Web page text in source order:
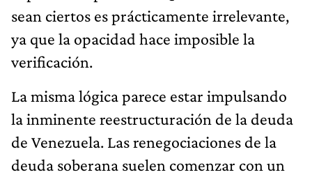
sean ciertos es prácticamente irrelevante,
ya que la opacidad hace imposible la
verificación.
La misma lógica parece estar impulsando
la inminente reestructuración de la deuda
de Venezuela. Las renegociaciones de la
deuda soberana suelen comenzar con un